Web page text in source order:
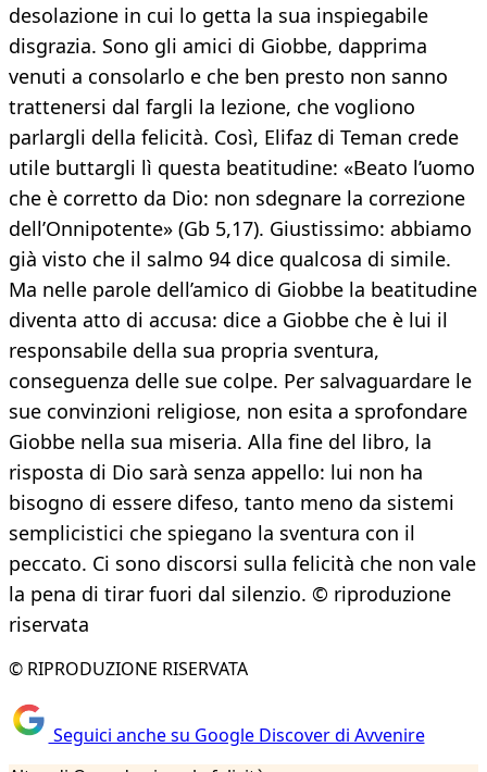
desolazione in cui lo getta la sua inspiegabile
disgrazia. Sono gli amici di Giobbe, dapprima
venuti a consolarlo e che ben presto non sanno
trattenersi dal fargli la lezione, che vogliono
parlargli della felicità. Così, Elifaz di Teman crede
utile buttargli lì questa beatitudine: «Beato l’uomo
che è corretto da Dio: non sdegnare la correzione
dell’Onnipotente» (Gb 5,17). Giustissimo: abbiamo
già visto che il salmo 94 dice qualcosa di simile.
Ma nelle parole dell’amico di Giobbe la beatitudine
diventa atto di accusa: dice a Giobbe che è lui il
responsabile della sua propria sventura,
conseguenza delle sue colpe. Per salvaguardare le
sue convinzioni religiose, non esita a sprofondare
Giobbe nella sua miseria. Alla fine del libro, la
risposta di Dio sarà senza appello: lui non ha
bisogno di essere difeso, tanto meno da sistemi
semplicistici che spiegano la sventura con il
peccato. Ci sono discorsi sulla felicità che non vale
la pena di tirar fuori dal silenzio. © riproduzione
riservata
© RIPRODUZIONE RISERVATA
Seguici anche su Google Discover di Avvenire